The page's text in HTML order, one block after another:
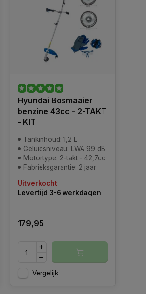
Hyundai Bosmaaier
benzine 43cc - 2-TAKT
- KIT
Tankinhoud: 1,2 L
Geluidsniveau: LWA 99 dB
Motortype: 2-takt - 42,7cc
Fabrieksgarantie: 2 jaar
Uitverkocht
Levertijd 3-6 werkdagen
179,95
Vergelijk